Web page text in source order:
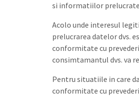
si informatiilor prelucrate
Acolo unde interesul
prelucrarea datelor dvs.
conformitate cu
consimtamantul dvs. va
Pentru situatiile in care
conformitate cu